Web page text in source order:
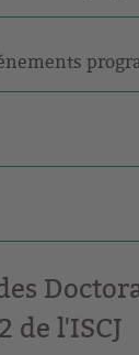
de l'ISCJ